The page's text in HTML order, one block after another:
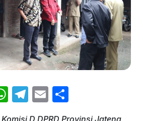
W T
E
Komisi D DPRD Provinsi Jateng